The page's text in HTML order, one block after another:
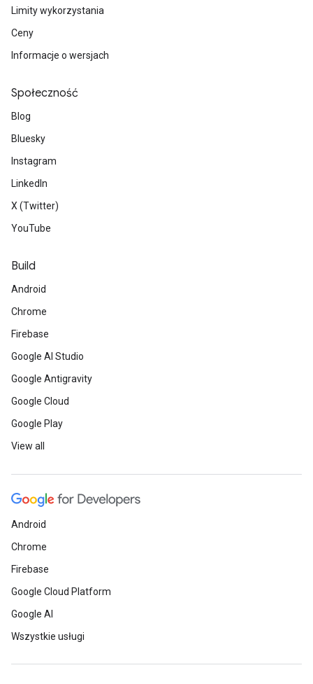
Limity wykorzystania
Ceny
Informacje o wersjach
Społeczność
Blog
Bluesky
Instagram
LinkedIn
X (Twitter)
YouTube
Build
Android
Chrome
Firebase
Google AI Studio
Google Antigravity
Google Cloud
Google Play
View all
Android
Chrome
Firebase
Google Cloud Platform
Google AI
Wszystkie usługi